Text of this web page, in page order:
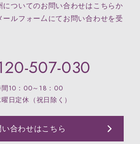
についてのお問い合わせはこちらか
ールフォー厶にてお問い合わせを受
507-030
間10：00～18：00
日定休（祝日除く）
い合わせはこちら